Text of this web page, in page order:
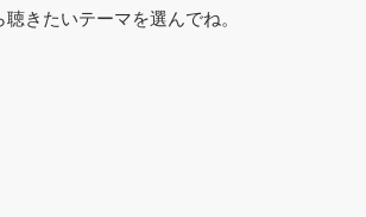
きたいテーマを選んでね。